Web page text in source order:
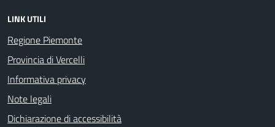
LINK UTILI
Regione Piemonte
Provincia di Vercelli
Informativa privacy
Note legali
Dichiarazione di accessibilità